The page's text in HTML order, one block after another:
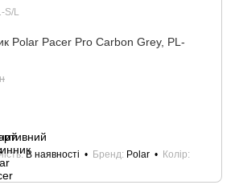
S/L
Polar Pacer Pro Carbon Grey, PL-
В наявності Бренд Polar
Колір